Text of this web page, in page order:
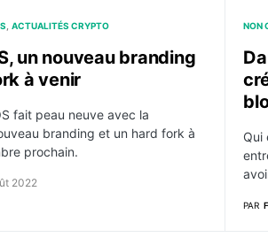
ACTUALITÉS CRYPTO
un nouveau branding
à venir
fait peau neuve avec la
branding et un hard fork à
prochain.
2022
NON
Qui
PAR